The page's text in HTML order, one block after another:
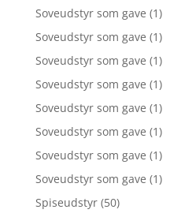
Soveudstyr som gave (1)
Soveudstyr som gave (1)
Soveudstyr som gave (1)
Soveudstyr som gave (1)
Soveudstyr som gave (1)
Soveudstyr som gave (1)
Soveudstyr som gave (1)
Soveudstyr som gave (1)
Spiseudstyr (50)